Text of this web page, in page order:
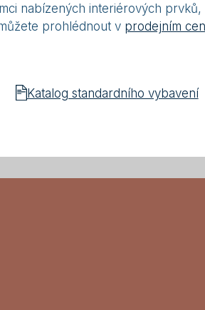
nabízených interiérových prvků,
prohlédnout v prodejním
Katalog standardního vybavení